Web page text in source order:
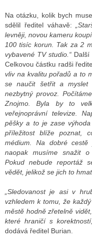
Na otázku, kolik bych
sdělil ředitel váhavě:
levněji, novou kameru
100 tisíc korun. Tak za 2
vybavené TV studio.“Další
Celkovou částku radši
vliv na kvalitu pořadů a to
se naučit šetřit a myslet
nezbytný provoz.
Znojmo. Byla by to
veřejnoprávní televize.
pěšky a to je zase
příležitost blíže poznat,
médium. Na dobré
naopak musíme snažit o
Pokud nebude reportáž
vědět, jelikož se jich to
„Sledovanost je asi v
vzhledem k tomu, že
městě hodně zřetelně
které hraničí s
dodává ředitel Burian.